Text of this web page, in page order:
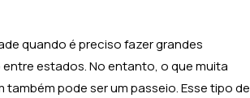
quando é preciso fazer grandes
estados. No entanto, o que muita
pode ser um passeio. Esse tipo de